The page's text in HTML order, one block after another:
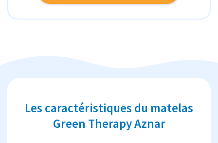
Les caractéristiques du matelas
Green Therapy Aznar